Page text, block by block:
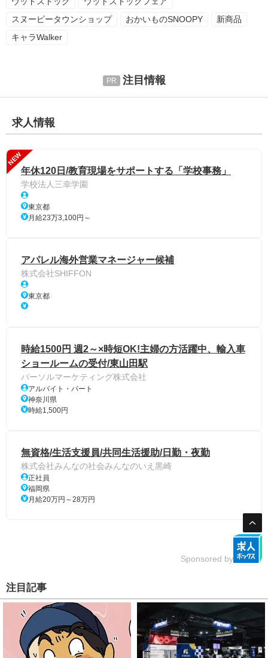
スヌーピータウンショップ
おかいものSNOOPY
新商品
キャラWalker
注目情報
求人情報
NEW
年休120日/教育現場をサポートする「学校事務」
学校法人三幸学園
東京都
月給23万3,100円～
アパレル海外営業マネージャー候補
株式会社SHIFFON
東京都
時給1500円 週2～×時短OK!主婦の方活躍中、輸入車
ショールームの受付/東山田駅
パーソルマーケティング株式会社
アルバイト・パート
神奈川県
時給1,500円
無資格/生活支援員/共同生活援助/日勤・夜勤
株式会社みんなの社会みんなのいえ黒崎
正社員
福岡県
月給20万円～28万円
Sponsored by
注目記事